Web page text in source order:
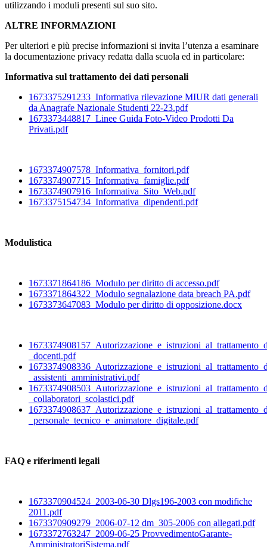
utilizzando i moduli presenti sul suo sito.
ALTRE INFORMAZIONI
Per ulteriori e più precise informazioni si invita l’utenza a esaminare
la documentazione privacy redatta dalla scuola ed in particolare:
Informativa sul trattamento dei dati personali
1673375291233_Informativa rilevazione MIUR dati generali
da Anagrafe Nazionale Studenti 22-23.pdf
1673373448817_Linee Guida Foto-Video Prodotti Da
Privati.pdf
1673374907578_Informativa_fornitori.pdf
1673374907715_Informativa_famiglie.pdf
1673374907916_Informativa_Sito_Web.pdf
1673375154734_Informativa_dipendenti.pdf
Modulistica
1673371864186_Modulo per diritto di accesso.pdf
1673371864322_Modulo segnalazione data breach PA.pdf
1673373647083_Modulo per diritto di opposizione.docx
_docenti.pdf
_assistenti_amministrativi.pdf
_collaboratori_scolastici.pdf
_personale_tecnico_e_animatore_digitale.pdf
FAQ e riferimenti legali
1673370904524_2003-06-30 Dlgs196-2003 con modifiche
2011.pdf
1673370909279_2006-07-12 dm_305-2006 con allegati.pdf
1673372763247_2009-06-25 ProvvedimentoGarante-
AmministratoriSistema.pdf